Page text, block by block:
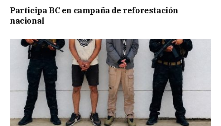
Participa BC en campaña de reforestación
nacional